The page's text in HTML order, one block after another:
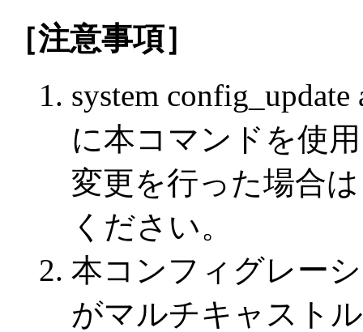
［注意事項］
system
に本コマンドを使
変更を行った場合
ください。
本コンフィグレー
がマルチキャスト